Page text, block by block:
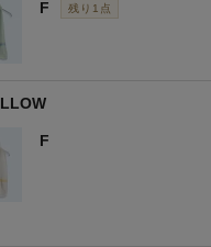
F 残り1点
F